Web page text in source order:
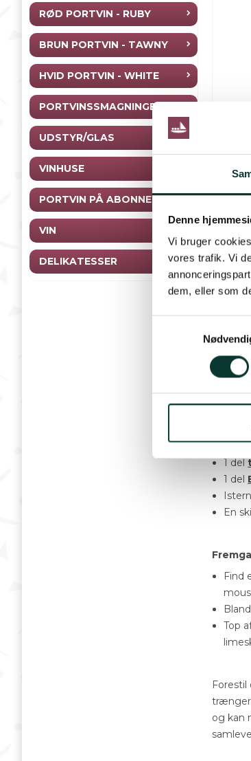
Denne
Vi bruger
vores trafik. Vi
dem, eller som
v
RØD PORTVIN - RUBY
BRUN PORTVIN - TAWNY
HVID PORTVIN - WHITE
PORTVINSSMAGNINGER
UDSTYR/GLAS
VINHUSE
PORTVIN PÅ ABONNEMENT
VIN
DELIKATESSER
Ikke
de
På
Uanset
rette
1 del
1 del
En
Find
Top
trænger
og kan